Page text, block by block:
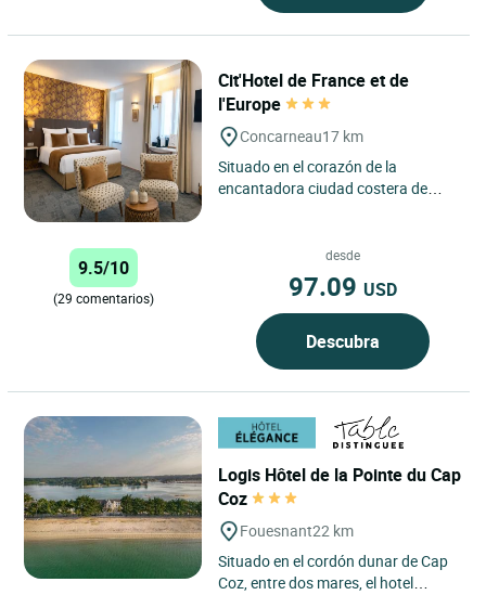
Cit'Hotel de France et de
l'Europe
Concarneau17 km
Situado en el corazón de la
encantadora ciudad costera de
9.5/10
(29 comentarios)
desde
97.09 USD
Descubra
Logis Hôtel de la Pointe du Cap
Coz
Fouesnant22 km
Situado en el cordón dunar de Cap
Coz, entre dos mares, el hotel